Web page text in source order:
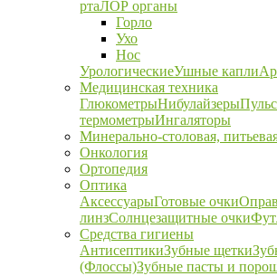
ртаЛОР органы
Горло
Ухо
Нос
УрологическиеУшные капли
Медицинская техника
ГлюкометрыНибулайзеры
термометрыИнгаляторы
Минерально-столовая,
Онкология
Ортопедия
Оптика
АксессуарыГотовые очки
линзСолнцезащитные очки
Средства гигиены
АнтисептикиЗубные щетки
(Флоссы)Зубные пасты и